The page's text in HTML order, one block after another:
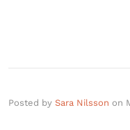
Posted by Sara Nilsson on